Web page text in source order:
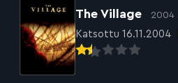
The Village 2004
Katsottu 16.11.2004